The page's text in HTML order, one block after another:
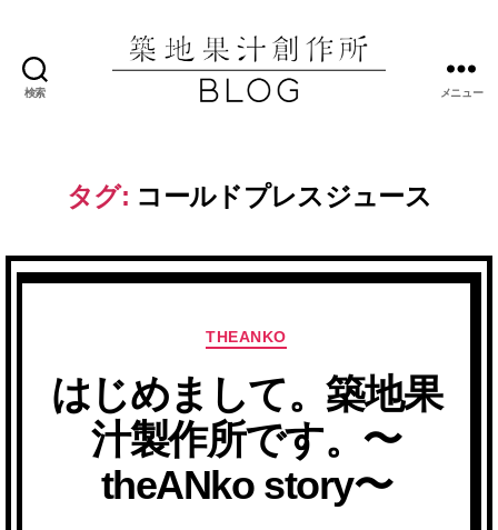
検索
汁
創
所
ブ
グ
メニュー
タグ: コールドプレスジュース
カ
ゴ
リ
ー
THEANKO
はじめまして。築地果
汁製作所です。〜
theANko story〜